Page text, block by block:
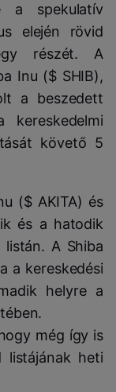
a spekulatív
elején rövid
részét. A
Inu ($ SHIB),
a beszedett
követő 5
($ AKITA) és
és a hatodik
A Shiba
a kereskedési
helyre a
még így is
heti